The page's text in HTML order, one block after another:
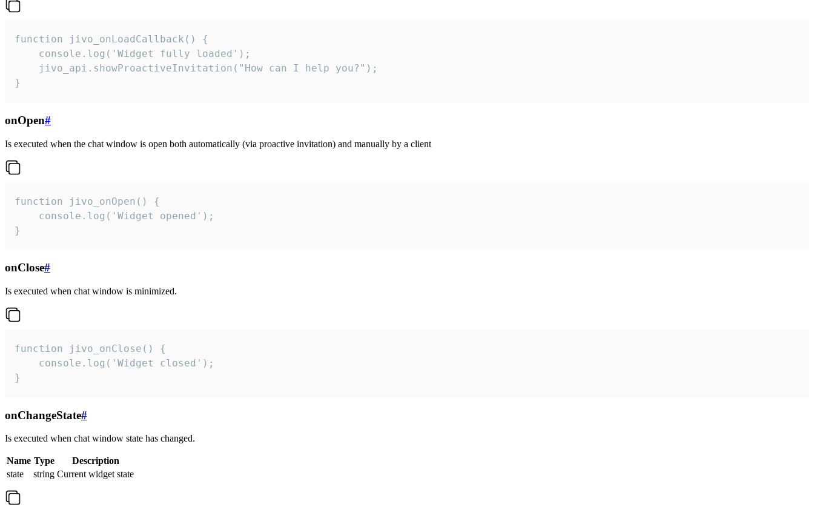
function jivo_onLoadCallback() {
    console.log('Widget fully loaded');
    jivo_api.showProactiveInvitation("How can I help you?");
}
onOpen#
Is executed when the chat window is open both automatically (via proactive invitation) and manually by a client
function jivo_onOpen() {
    console.log('Widget opened');
}
onClose#
Is executed when chat window is minimized.
function jivo_onClose() {
    console.log('Widget closed');
}
onChangeState#
Is executed when chat window state has changed.
Name Type
Description
state
string Current widget state